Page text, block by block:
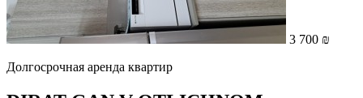
3 700 ₪
Долгосрочная аренда квартир